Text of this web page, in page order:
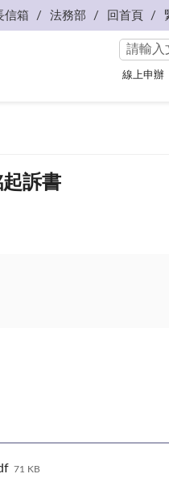
信箱 法務部 回首頁
線上申辦
訴書
71 KB